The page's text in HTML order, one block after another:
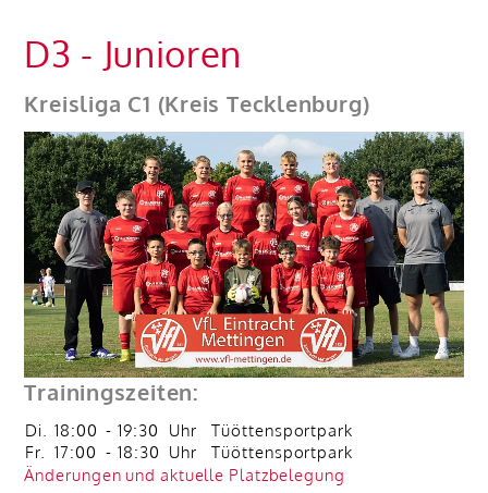
D3 - Junioren
Kreisliga C1 (Kreis Tecklenburg)
Trainingszeiten:
Di. 18:00 - 19:30 Uhr
Tüöttensportpark
Fr.
17:00 - 18:30 Uhr
Tüöttensportpark
Änderungen und aktuelle Platzbelegung